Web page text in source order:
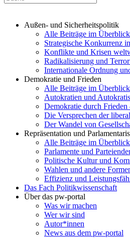
Außen- und Sicherheitspolitik
Alle Beiträge im Überblick
Strategische Konkurrenz
Konflikte und Krisen
Radikalisierung und
Internationale Ordnung
Demokratie und Frieden
Alle Beiträge im Überblick
Autokratien und
Demokratie durch
Die Versprechen der
Der Wandel von
Repräsentation und
Alle Beiträge im Überblick
Parlamente und
Politische Kultur und
Wahlen und andere
Effizienz und
Das Fach Politikwissenschaft
Über das pw-portal
Was wir machen
Wer wir sind
Autor*innen
News aus dem pw-portal